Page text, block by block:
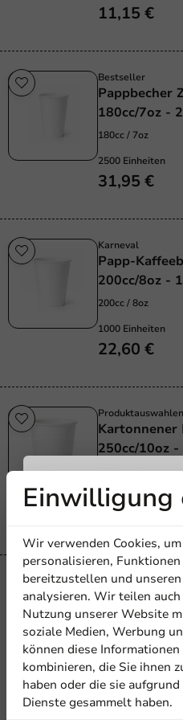
11,15 €
Bestseller
Pappbecher
180cc/7oz -
180cc / 7oz
2500 Einheiten
31,95 €
Karneval
Papp-
200cc/8oz -
200cc / 8oz
1000 Einheiten
22,60 €
Produktauswahlen
Kartonnener
250cc/10oz
250_cc_10_oz
1000 Einheiten
28,60 €
Produktauswahlen
Trinkbecher
300ml/12oz
300cc / 12oz
1000 Einheiten
23,75 €
Wir verwenden Cookies,
personalisieren,
bereitzustellen und
analysieren. Wir teilen
Nutzung unserer Website
soziale Medien, Werbung
können diese
kombinieren, die Sie ihnen
haben oder die sie
Dienste gesammelt haben.
5%
Abonnieren